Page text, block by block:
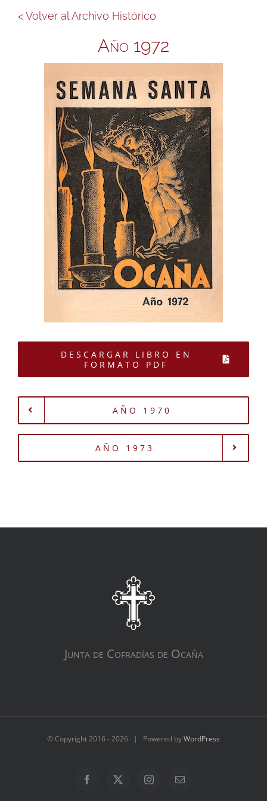
< Volver al Archivo Histórico
Año 1972
DESCARGAR LIBRO EN
FORMATO PDF
AÑO 1970
AÑO 1973
Junta de Cofradías de Ocaña
© Copyright 2016 -2026 | Powered byWordPress
Facebook
X InstagramCorreo